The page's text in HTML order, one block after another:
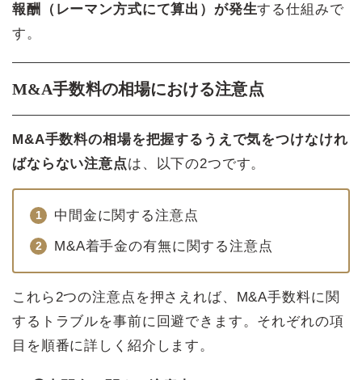
報酬（レーマン方式にて算出）が発生する仕組みで
す。
M&A手数料の相場における注意点
M&A手数料の相場を把握するうえで気をつけなけれ
ばならない注意点は、以下の2つです。
中間金に関する注意点
M&A着手金の有無に関する注意点
これら2つの注意点を押さえれば、M&A手数料に関
するトラブルを事前に回避できます。それぞれの項
目を順番に詳しく紹介します。